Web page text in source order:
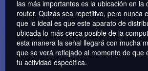
las más importantes es la ubicación en la
router. Quizás sea repetitivo, pero nunca
que lo ideal es que este aparato de
ubicada lo más cerca posible de la
esta manera la señal llegará con mucha
que se verá reflejado al momento de que
tu actividad específica.